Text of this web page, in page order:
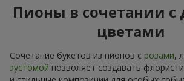
Пионы в сочетании с
цветами
Сочетание букетов из пионов с розами,
эустомой позволяет создавать